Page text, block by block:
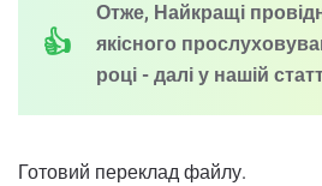
Отже, Найкращі
якісного
році - далі у нашій
Готовий переклад файлу.